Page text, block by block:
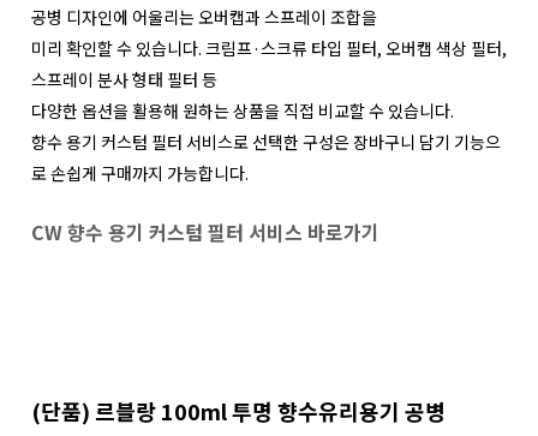
공병 디자인에 어울리는 오버캡과 스프레이 조합을
미리 확인할 수 있습니다. 크림프·스크류 타입 필터, 오버캡 색상 필터,
스프레이 분사 형태 필터 등
다양한 옵션을 활용해 원하는 상품을 직접 비교할 수 있습니다.
향수 용기 커스텀 필터 서비스로 선택한 구성은 장바구니 담기 기능으
로 손쉽게 구매까지 가능합니다.
CW 향수 용기 커스텀 필터 서비스 바로가기
(단품) 르블랑 100ml 투명 향수유리용기 공병